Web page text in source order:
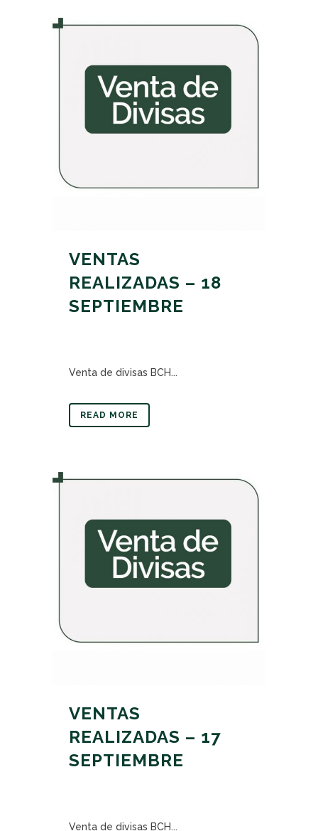
VENTAS
REALIZADAS – 18
SEPTIEMBRE
Venta de divisas BCH...
READ MORE
VENTAS
REALIZADAS – 17
SEPTIEMBRE
Venta de divisas BCH...